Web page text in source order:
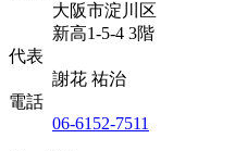
大阪市淀川区
新高1-5-4 3階
代表
謝花 祐治
電話
06-6152-7511